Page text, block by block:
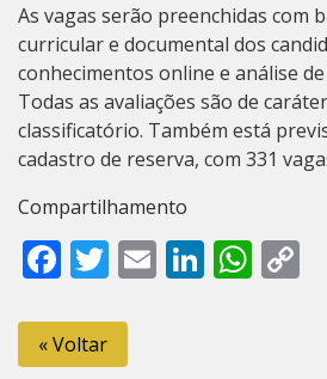
As vagas serão preenchidas com
curricular e documental dos
conhecimentos online e análise
Todas as avaliações são de
classificatório. Também está
cadastro de reserva, com 331
Compartilhamento
Facebook
Twitter
Email
« Voltar